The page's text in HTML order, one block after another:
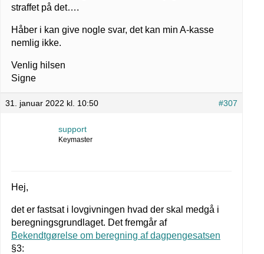
straffet på det….
Håber i kan give nogle svar, det kan min A-kasse
nemlig ikke.
Venlig hilsen
Signe
31. januar 2022 kl. 10:50 #307
support
Keymaster
Hej,
det er fastsat i lovgivningen hvad der skal medgå i
beregningsgrundlaget. Det fremgår af
Bekendtgørelse om beregning af dagpengesatsen
§3: